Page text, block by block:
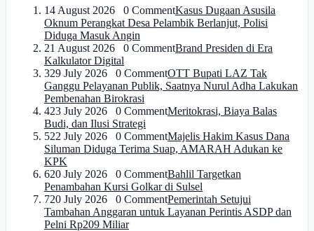
14 August 2026 0 CommentKasus Dugaan Asusila
Oknum Perangkat Desa Pelambik Berlanjut, Polisi
Diduga Masuk Angin
21 August 2026 0 CommentBrand Presiden di Era
Kalkulator Digital
329 July 2026 0 CommentOTT Bupati LAZ Tak
Ganggu Pelayanan Publik, Saatnya Nurul Adha Lakukan
Pembenahan Birokrasi
423 July 2026 0 CommentMeritokrasi, Biaya Balas
Budi, dan Ilusi Strategi
522 July 2026 0 CommentMajelis Hakim Kasus Dana
Siluman Diduga Terima Suap, AMARAH Adukan ke
KPK
620 July 2026 0 CommentBahlil Targetkan
Penambahan Kursi Golkar di Sulsel
720 July 2026 0 CommentPemerintah Setujui
Tambahan Anggaran untuk Layanan Perintis ASDP dan
Pelni Rp209 Miliar